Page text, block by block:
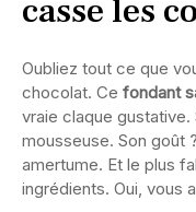
casse les
Oubliez tout ce que
chocolat. Ce fondant
vraie claque
mousseuse. Son goût
amertume. Et le plus
ingrédients. Oui, vous